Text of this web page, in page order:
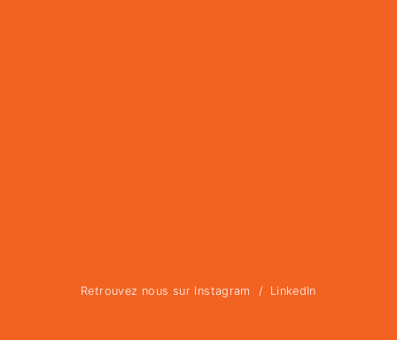
Retrouvez nous sur Instagram / LinkedIn